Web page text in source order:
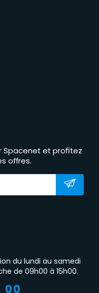
Spacenet et profitez
offres.
du lundi au samedi
de 09h00 à 15h00.
00